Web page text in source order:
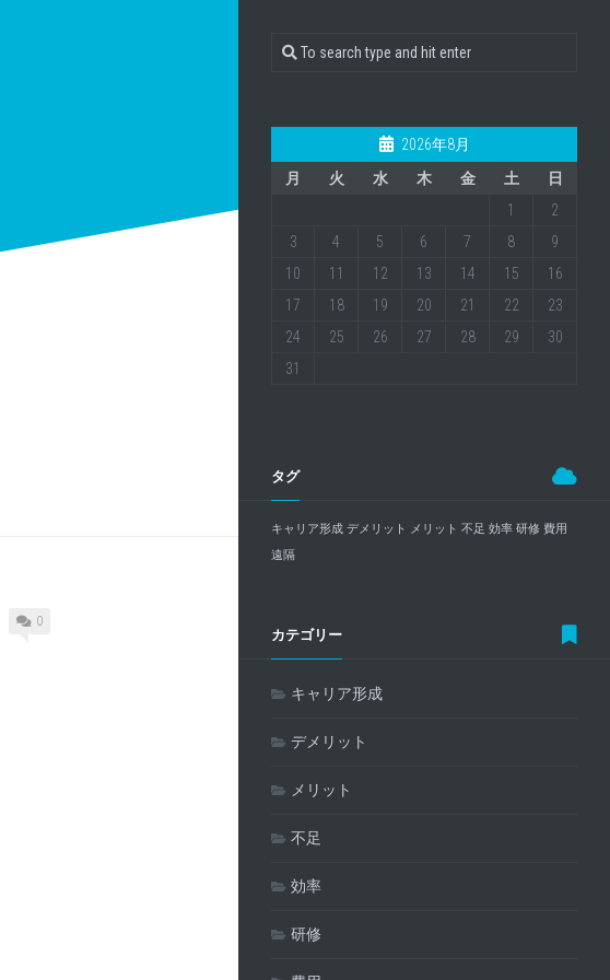
0
2026年8月
月
火 水 木 金 土
日
1
2
3
4 5 6 7 8
9
10
11 12 13 14 15
16
17
18 19 20 21 22
23
24
25 26 27 28 29
30
31
タグ
キャリア形成 デメリット メリット 不足 効率 研修 費用
遠隔
カテゴリー
キャリア形成
デメリット
メリット
不足
効率
研修